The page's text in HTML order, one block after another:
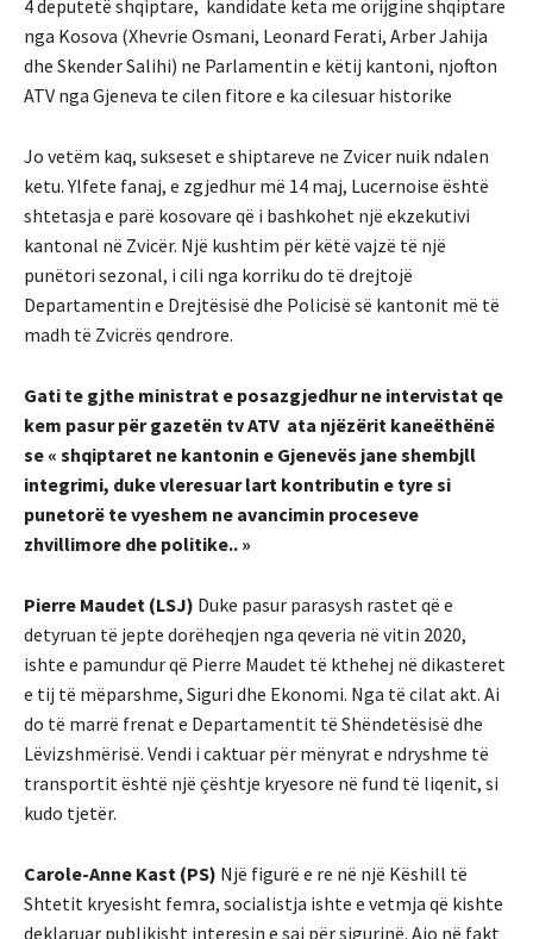
4 deputetë shqiptare, kandidate keta me orijgine shqiptare
nga Kosova (Xhevrie Osmani, Leonard Ferati, Arber Jahija
dhe Skender Salihi) ne Parlamentin e këtij kantoni, njofton
ATV nga Gjeneva te cilen fitore e ka cilesuar historike
Jo vetëm kaq, sukseset e shiptareve ne Zvicer nuik ndalen
ketu. Ylfete fanaj, e zgjedhur më 14 maj, Lucernoise është
shtetasja e parë kosovare që i bashkohet një ekzekutivi
kantonal në Zvicër. Një kushtim për këtë vajzë të një
punëtori sezonal, i cili nga korriku do të drejtojë
Departamentin e Drejtësisë dhe Policisë së kantonit më të
madh të Zvicrës qendrore.
Gati te gjthe ministrat e posazgjedhur ne intervistat qe
kem pasur për gazetën tv ATV ata njëzërit kaneëthënë
se « shqiptaret ne kantonin e Gjenevës jane shembjll
integrimi, duke vleresuar lart kontributin e tyre si
punetorë te vyeshem ne avancimin proceseve
zhvillimore dhe politike.. »
Pierre Maudet (LSJ) Duke pasur parasysh rastet që e
detyruan të jepte dorëheqjen nga qeveria në vitin 2020,
ishte e pamundur që Pierre Maudet të kthehej në dikasteret
e tij të mëparshme, Siguri dhe Ekonomi. Nga të cilat akt. Ai
do të marrë frenat e Departamentit të Shëndetësisë dhe
Lëvizshmërisë. Vendi i caktuar për mënyrat e ndryshme të
transportit është një çështje kryesore në fund të liqenit, si
kudo tjetër.
Carole-Anne Kast (PS) Një figurë e re në një Këshill të
Shtetit kryesisht femra, socialistja ishte e vetmja që kishte
deklaruar publikisht interesin e saj për sigurinë. Ajo në fakt